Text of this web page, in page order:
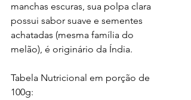
manchas escuras, sua polpa clara
possui sabor suave e sementes
achatadas (mesma família do
melão), é originário da Índia.
Tabela Nutricional em porção de
100g: